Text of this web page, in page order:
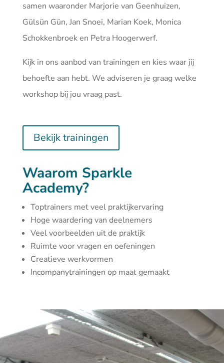
samen waaronder Marjorie van Geenhuizen,
Gülsün Gün, Jan Snoei, Marian Koek, Monica
Schokkenbroek en Petra Hoogerwerf.
Kijk in ons aanbod van trainingen en kies waar jij
behoefte aan hebt. We adviseren je graag welke
workshop bij jou vraag past.
Bekijk trainingen
Waarom Sparkle
Academy?
Toptrainers met veel praktijkervaring
Hoge waardering van deelnemers
Veel voorbeelden uit de praktijk
Ruimte voor vragen en oefeningen
Creatieve werkvormen
Incompanytrainingen op maat gemaakt